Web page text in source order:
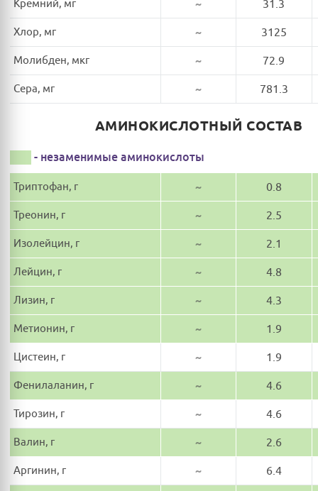
Кремний, мг ~ 31.3
Хлор, мг ~ 3125
Молибден, мкг ~ 72.9
Сера, мг ~ 781.3
АМИНОКИСЛОТНЫЙ СОСТАВ
- незаменимые аминокислоты
Триптофан, г ~ 0.8
Треонин, г ~ 2.5
Изолейцин, г ~ 2.1
Лейцин, г ~ 4.8
Лизин, г ~ 4.3
Метионин, г ~ 1.9
Цистеин, г ~ 1.9
Фенилаланин, г ~ 4.6
Тирозин, г ~ 4.6
Валин, г ~ 2.6
Аргинин, г ~ 6.4